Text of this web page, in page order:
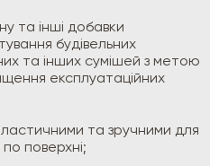
та інші добавки
будівельних
та інших сумішей з метою
експлуатаційних
та зручними для
поверхні;